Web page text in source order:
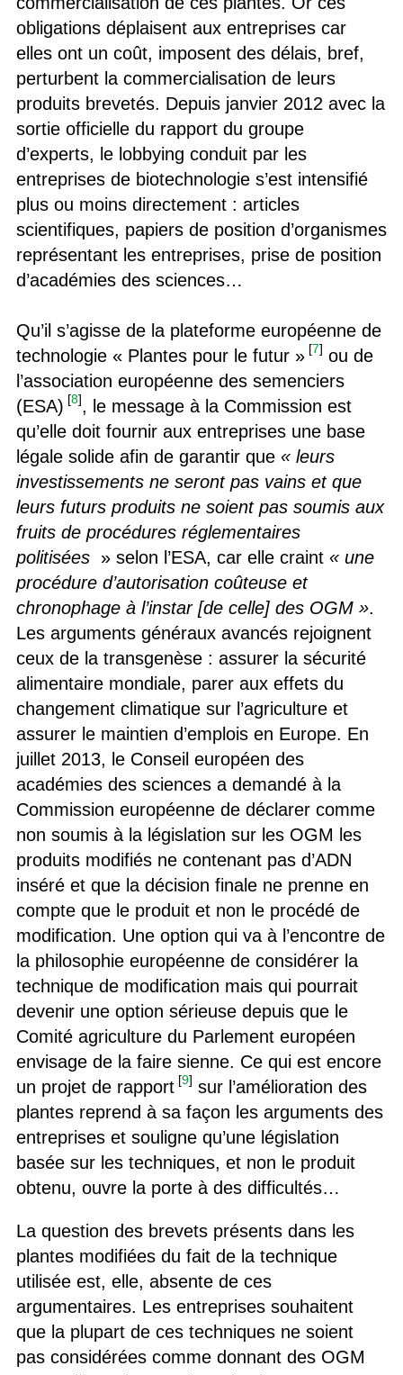
obligations déplaisent aux entreprises car
elles ont un coût, imposent des délais, bref,
perturbent la commercialisation de leurs
produits brevetés. Depuis janvier 2012 avec la
sortie officielle du rapport du groupe
d’experts, le lobbying conduit par les
entreprises de biotechnologie s’est intensifié
plus ou moins directement : articles
scientifiques, papiers de position d’organismes
représentant les entreprises, prise de position
d’académies des sciences…
Qu’il s’agisse de la plateforme européenne de
technologie « Plantes pour le futur » [7] ou de
l’association européenne des semenciers
(ESA) [8], le message à la Commission est
qu’elle doit fournir aux entreprises une base
légale solide afin de garantir que « leurs
investissements ne seront pas vains et que
leurs futurs produits ne soient pas soumis aux
fruits de procédures réglementaires
politisées » selon l’ESA, car elle craint « une
procédure d’autorisation coûteuse et
chronophage à l’instar [de celle] des OGM ».
Les arguments généraux avancés rejoignent
ceux de la transgenèse : assurer la sécurité
alimentaire mondiale, parer aux effets du
changement climatique sur l’agriculture et
assurer le maintien d’emplois en Europe. En
juillet 2013, le Conseil européen des
académies des sciences a demandé à la
Commission européenne de déclarer comme
non soumis à la législation sur les OGM les
produits modifiés ne contenant pas d’ADN
inséré et que la décision finale ne prenne en
compte que le produit et non le procédé de
modification. Une option qui va à l’encontre de
la philosophie européenne de considérer la
technique de modification mais qui pourrait
devenir une option sérieuse depuis que le
Comité agriculture du Parlement européen
envisage de la faire sienne. Ce qui est encore
un projet de rapport [9] sur l’amélioration des
plantes reprend à sa façon les arguments des
entreprises et souligne qu’une législation
basée sur les techniques, et non le produit
obtenu, ouvre la porte à des difficultés…
La question des brevets présents dans les
plantes modifiées du fait de la technique
utilisée est, elle, absente de ces
argumentaires. Les entreprises souhaitent
que la plupart de ces techniques ne soient
pas considérées comme donnant des OGM